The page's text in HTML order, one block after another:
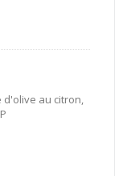
d'olive au citron,